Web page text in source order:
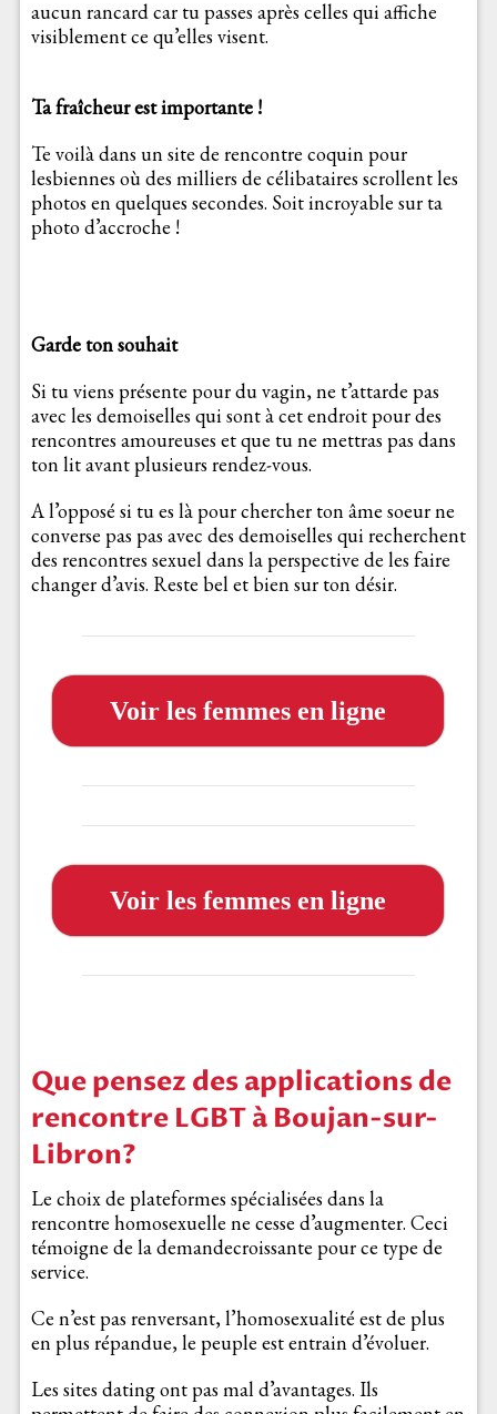
aucun rancard car tu passes après celles qui affiche
visiblement ce qu’elles visent.
Ta fraîcheur est importante !
Te voilà dans un site de rencontre coquin pour
lesbiennes où des milliers de célibataires scrollent les
photos en quelques secondes. Soit incroyable sur ta
photo d’accroche !
Garde ton souhait
Si tu viens présente pour du vagin, ne t’attarde pas
avec les demoiselles qui sont à cet endroit pour des
rencontres amoureuses et que tu ne mettras pas dans
ton lit avant plusieurs rendez-vous.
A l’opposé si tu es là pour chercher ton âme soeur ne
converse pas pas avec des demoiselles qui recherchent
des rencontres sexuel dans la perspective de les faire
changer d’avis. Reste bel et bien sur ton désir.
Voir les femmes en ligne
Voir les femmes en ligne
Que pensez des applications de
rencontre LGBT à Boujan-sur-
Libron?
Le choix de plateformes spécialisées dans la
rencontre homosexuelle ne cesse d’augmenter. Ceci
témoigne de la demandecroissante pour ce type de
service.
Ce n’est pas renversant, l’homosexualité est de plus
en plus répandue, le peuple est entrain d’évoluer.
Les sites dating ont pas mal d’avantages. Ils